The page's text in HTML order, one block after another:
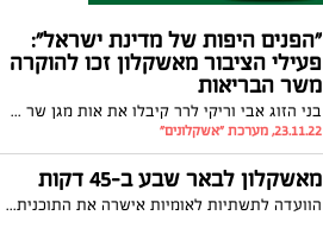
"הפנים היפות של מדינת ישראל":
פעילי הציבור מאשקלון זכו להוקרה
משר הבריאות
בני הזוג אבי וריקי לרר קיבלו את אות מגן שר הבריאות לשנת 2022 על פועלם למען הציבור במסגרת עמותת "ושמחת" למען המאושפזים במרכז הרפואי ברזילי ובני משפחותיהם לאורך השנים
23.11.22, מערכת "אשקלונים"
מאשקלון לבאר שבע ב-45 דקות
הוועדה לתשתיות לאומיות אישרה את התוכנית לחשמול מסילת הרכבת אשקלון-באר שבע שתכלול שלוש תחנות: שדרות, אופקים ונתיבות. העבודות צפויות להתחיל כבר בשנה הקרובה על ידי רכבת ישראל לאחר אישור התוכנית בממשלה